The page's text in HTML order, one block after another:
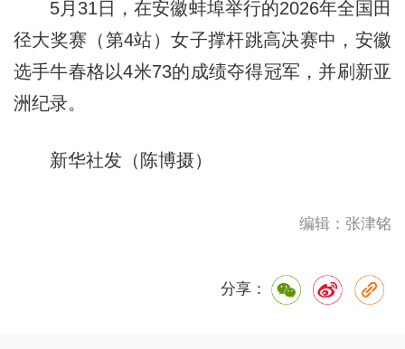
5月31日，在安徽蚌埠举行的2026年全国田
径大奖赛（第4站）女子撑杆跳高决赛中，安徽
选手牛春格以4米73的成绩夺得冠军，并刷新亚
洲纪录。
新华社发（陈博摄）
编辑：张津铭
分享：